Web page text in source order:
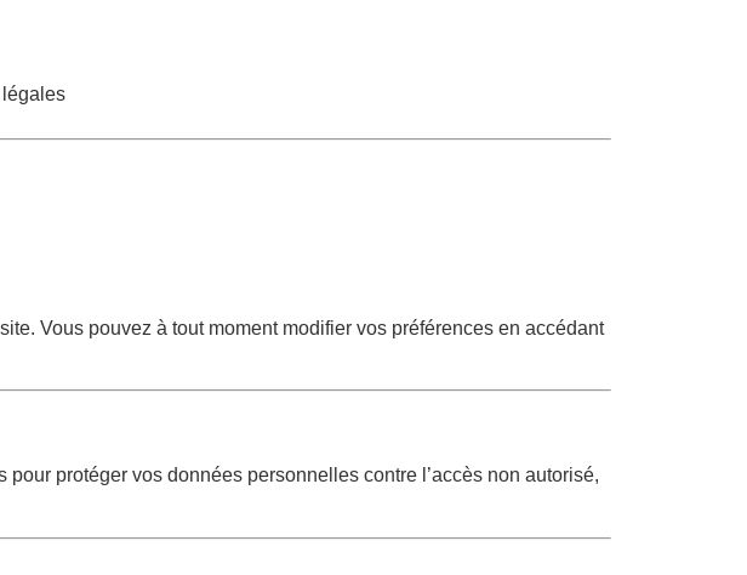
Vous pouvez à tout moment modifier vos préférences en accédant
protéger vos données personnelles contre l’accès non autorisé,